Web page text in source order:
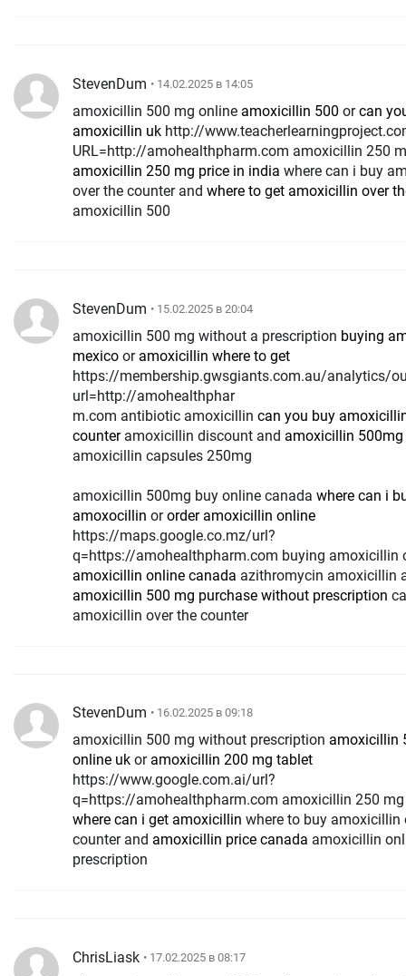
StevenDum • 14.02.2025 в 14:05
amoxicillin 500 mg online amoxicillin 500 orcan
amoxicillin uk
URL=http://amohealthpharm.com amoxicillin 250
amoxicillin 250 mg price in india where can i buy
over the counter and where to get amoxicillin over
amoxicillin 500
StevenDum • 15.02.2025 в 20:04
amoxicillin 500 mg without a prescription buying
mexico or amoxicillin where to get
https://membership.gwsgiants.com.au/analytics/
url=http://amohealthphar
m.com antibiotic amoxicillin can you buy
counteramoxicillin discount and amoxicillin
amoxicillin capsules 250mg
amoxicillin 500mg buy online canada where can i
amoxocillin ororder amoxicillin online
https://maps.google.co.mz/url?
q=https://amohealthpharm.com buying amoxicillin
amoxicillin online canada azithromycin amoxicillin
amoxicillin 500 mg purchase without prescription
amoxicillin over the counter
StevenDum • 16.02.2025 в 09:18
amoxicillin 500 mg without prescription amoxicillin
online uk or amoxicillin 200 mg tablet
https://www.google.com.ai/url?
q=https://amohealthpharm.com amoxicillin 250
where can i get amoxicillin where to buy amoxicillin
counter and amoxicillin price canada amoxicillin
prescription
ChrisLiask • 17.02.2025 в 08:17